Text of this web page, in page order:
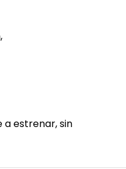
a estrenar, sin